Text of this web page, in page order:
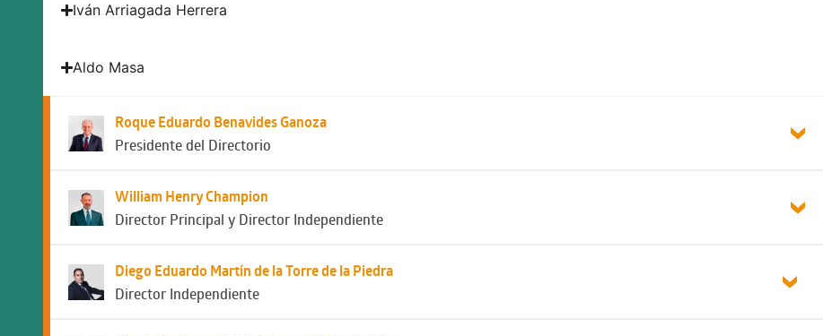
Iván Arriagada Herrera
Aldo Masa
Roque Eduardo Benavides Ganoza
Presidente del Directorio
William Henry Champion
Director Principal y Director Independiente
Diego Eduardo Martín de la Torre de la Piedra
Director Independiente